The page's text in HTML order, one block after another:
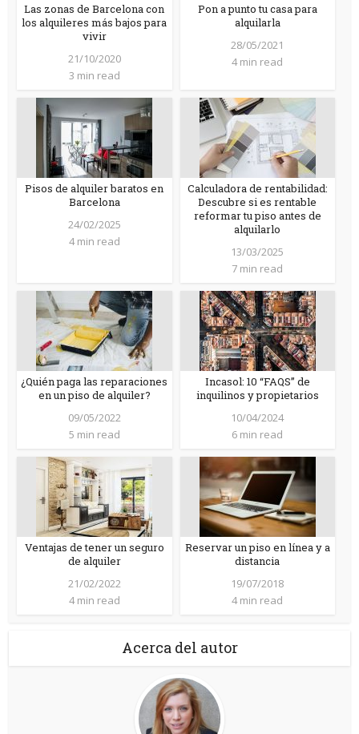
Las zonas de Barcelona con
los alquileres más bajos para
vivir
21/10/2020
3 min read
Pon a punto tu casa para
alquilarla
28/05/2021
4 min read
Pisos de alquiler baratos en
Barcelona
24/02/2025
4 min read
Calculadora de rentabilidad:
Descubre si es rentable
reformar tu piso antes de
alquilarlo
13/03/2025
7 min read
¿Quién paga las reparaciones
en un piso de alquiler?
09/05/2022
5 min read
Incasol: 10 “FAQS” de
inquilinos y propietarios
10/04/2024
6 min read
Ventajas de tener un seguro
de alquiler
21/02/2022
4 min read
Reservar un piso en línea y a
distancia
19/07/2018
4 min read
Acerca del autor